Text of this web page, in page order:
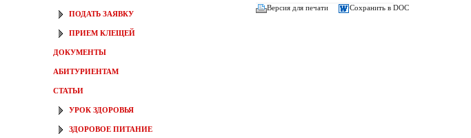
ПОДАТЬ ЗАЯВКУ
ПРИЕМ КЛЕЩЕЙ
ДОКУМЕНТЫ
АБИТУРИЕНТАМ
СТАТЬИ
УРОК ЗДОРОВЬЯ
ЗДОРОВОЕ ПИТАНИЕ
Версия для печати Сохранить в DOC